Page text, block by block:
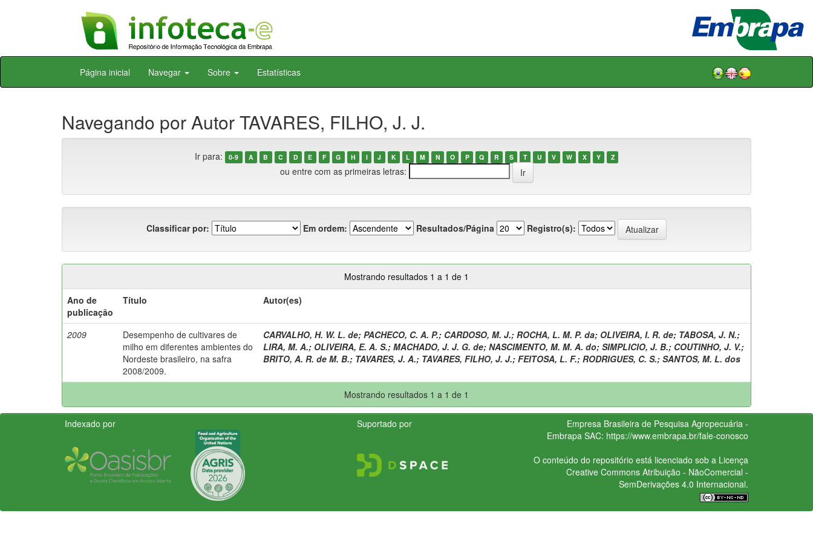
Skip
Página inicial Navegar Sobre Estatísticas
Navegando por Autor TAVARES, FILHO, J. J.
Ir para: 0-9 A B C D E F G H I J K L M N O P Q R S T U V W X Y Z
ou entre com as primeiras letras:
Classificar por: Em ordem: Resultados/Página Registro(s):
Mostrando resultados 1 a 1 de 1
Ano de
publicação
Título Autor(es)
2009
Desempenho de cultivares de
milho em diferentes ambientes do
Nordeste brasileiro, na safra
2008/2009.
CARVALHO, H. W. L. de; PACHECO, C. A. P.; CARDOSO, M. J.; ROCHA, L. M. P. da; OLIVEIRA, I. R. de; TABOSA, J. N.;
LIRA, M. A.; OLIVEIRA, E. A. S.; MACHADO, J. J. G. de; NASCIMENTO, M. M. A. do; SIMPLICIO, J. B.; COUTINHO, J. V.;
BRITO, A. R. de M. B.; TAVARES, J. A.; TAVARES, FILHO, J. J.; FEITOSA, L. F.; RODRIGUES, C. S.; SANTOS, M. L. dos
Mostrando resultados 1 a 1 de 1
Indexado por Suportado por
Empresa Brasileira de Pesquisa Agropecuária -
Embrapa SAC: https://www.embrapa.br/fale-conosco
O conteúdo do repositório está licenciado sob a Licença
Creative CommonsAtribuição - NãoComercial -
SemDerivações 4.0 Internacional.